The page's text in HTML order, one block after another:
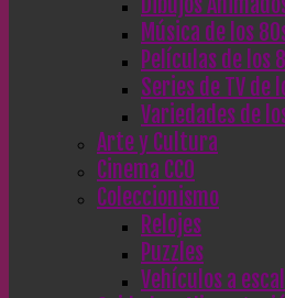
Música de los
Películas de los
Series de TV de
Variedades de
Arte y Cultura
Cinema CC0
Coleccionismo
Relojes
Puzzles
Vehículos a